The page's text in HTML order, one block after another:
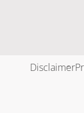
Disclaimer